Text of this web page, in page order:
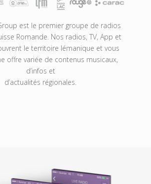
est le premier groupe de radios
Romande. Nos radios, TV, App et
le territoire lémanique et vous
offre variée de contenus musicaux,
d’infos et
d’actualités régionales.